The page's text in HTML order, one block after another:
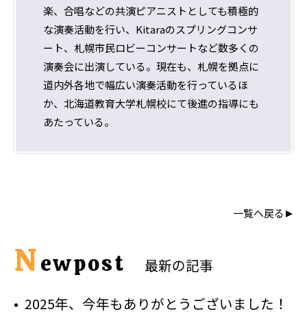
楽、合唱などの共演ピアニストとしても積極的
な演奏活動を行い、Kitaraのスプリングコンサ
ート、札幌市民ロビーコンサートなど数多くの
演奏会に出演している。現在も、札幌を拠点に
道内外各地で幅広い演奏活動を行っているほ
か、北海道教育大学札幌校にて後進の指導にも
あたっている。
一覧へ戻る
Newpost
最新の記事
2025年、今年もありがとうございました！